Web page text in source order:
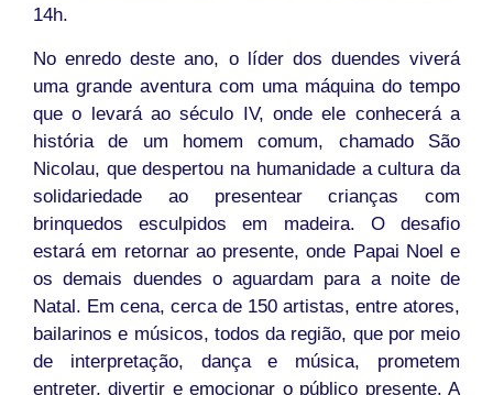
14h.
No enredo deste ano, o líder dos duendes viverá
uma grande aventura com uma máquina do tempo
que o levará ao século IV, onde ele conhecerá a
história de um homem comum, chamado São
Nicolau, que despertou na humanidade a cultura da
solidariedade ao presentear crianças com
brinquedos esculpidos em madeira. O desafio
estará em retornar ao presente, onde Papai Noel e
os demais duendes o aguardam para a noite de
Natal. Em cena, cerca de 150 artistas, entre atores,
bailarinos e músicos, todos da região, que por meio
de interpretação, dança e música, prometem
entreter, divertir e emocionar o público presente. A